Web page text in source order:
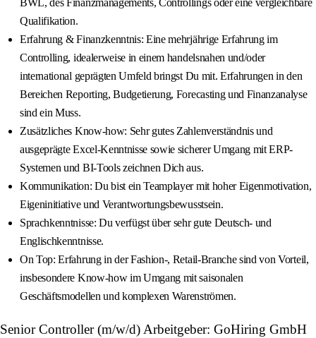
BWL, des Finanzmanagements, Controllings oder eine vergleichbare
Qualifikation.
Erfahrung & Finanzkenntnis: Eine mehrjährige Erfahrung im
Controlling, idealerweise in einem handelsnahen und/oder
international geprägten Umfeld bringst Du mit. Erfahrungen in den
Bereichen Reporting, Budgetierung, Forecasting und Finanzanalyse
sind ein Muss.
Zusätzliches Know-how: Sehr gutes Zahlenverständnis und
ausgeprägte Excel-Kenntnisse sowie sicherer Umgang mit ERP-
Systemen und BI-Tools zeichnen Dich aus.
Kommunikation: Du bist ein Teamplayer mit hoher Eigenmotivation,
Eigeninitiative und Verantwortungsbewusstsein.
Sprachkenntnisse: Du verfügst über sehr gute Deutsch- und
Englischkenntnisse.
On Top: Erfahrung in der Fashion-, Retail-Branche sind von Vorteil,
insbesondere Know-how im Umgang mit saisonalen
Geschäftsmodellen und komplexen Warenströmen.
Senior Controller (m/w/d) Arbeitgeber: GoHiring GmbH